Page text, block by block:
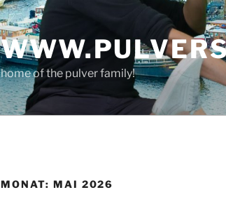
home of the pulver family!
MONAT: MAI 2026